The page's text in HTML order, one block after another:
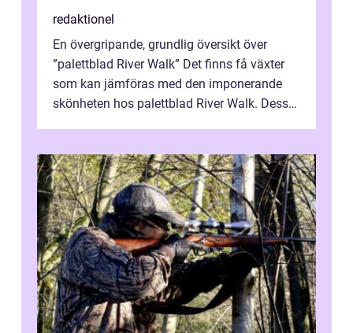
redaktionel
En övergripande, grundlig översikt över
”palettblad River Walk” Det finns få växter
som kan jämföras med den imponerande
skönheten hos palettblad River Walk. Dess